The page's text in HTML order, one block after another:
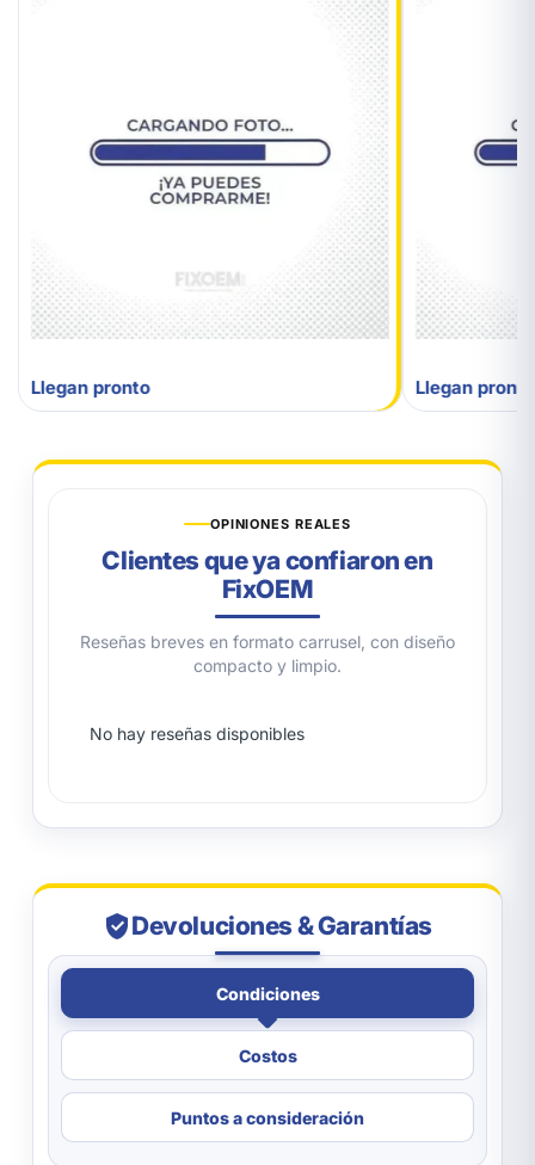
Llegan pronto Llegan pronto
OPINIONES REALES
Clientes que ya confiaron en
FixOEM
Reseñas breves en formato carrusel, con diseño
compacto y limpio.
No hay reseñas disponibles
Devoluciones & Garantías
Condiciones
Costos
Puntos a consideración